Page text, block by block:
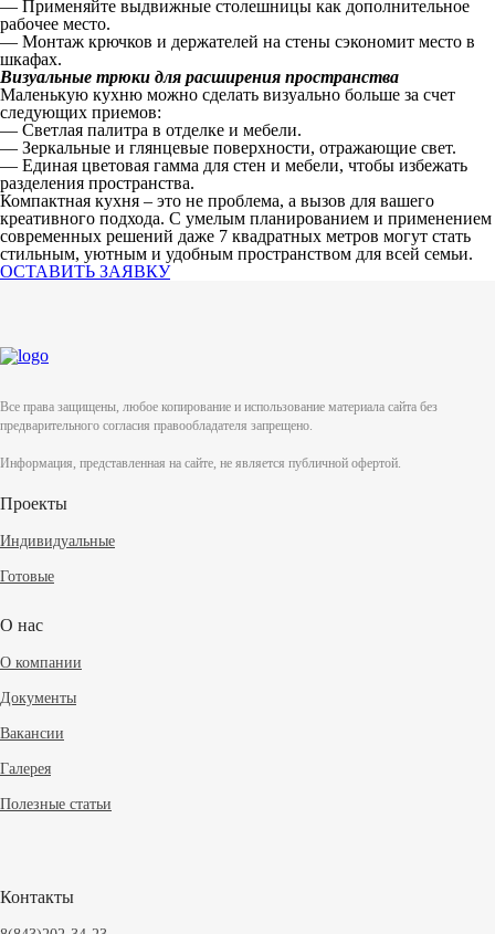
— Применяйте выдвижные столешницы как дополнительное
рабочее место.
— Монтаж крючков и держателей на стены сэкономит место в
шкафах.
Визуальные трюки для расширения пространства
Маленькую кухню можно сделать визуально больше за счет
следующих приемов:
— Светлая палитра в отделке и мебели.
— Зеркальные и глянцевые поверхности, отражающие свет.
— Единая цветовая гамма для стен и мебели, чтобы избежать
разделения пространства.
Компактная кухня – это не проблема, а вызов для вашего
креативного подхода. С умелым планированием и применением
современных решений даже 7 квадратных метров могут стать
стильным, уютным и удобным пространством для всей семьи.
ОСТАВИТЬ ЗАЯВКУ
Все права защищены, любое копирование и использование материала сайта без
предварительного согласия правообладателя запрещено.
Информация, представленная на сайте, не является публичной офертой.
Проекты
Индивидуальные
Готовые
О нас
О компании
Документы
Вакансии
Галерея
Полезные статьи
Контакты